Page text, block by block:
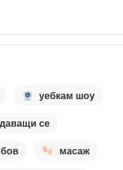
уебкам шоу
се
масаж